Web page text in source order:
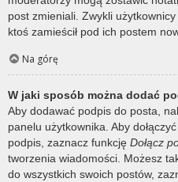
post zmieniali. Zwykli
ktoś zamieścił pod ich postem
Na górę
W jaki sposób można dodać
Aby dodawać podpis do posta,
panelu użytkownika. Aby
podpis, zaznacz funkcję Dołącz
tworzenia wiadomości. Możesz
do wszystkich swoich postów,